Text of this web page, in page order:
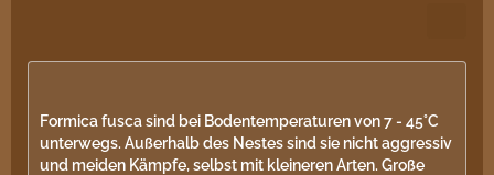
Formica fusca sind bei Bodentemperaturen von 7 - 45°C
unterwegs. Außerhalb des Nestes sind sie nicht aggressiv
und meiden Kämpfe, selbst mit kleineren Arten. Große